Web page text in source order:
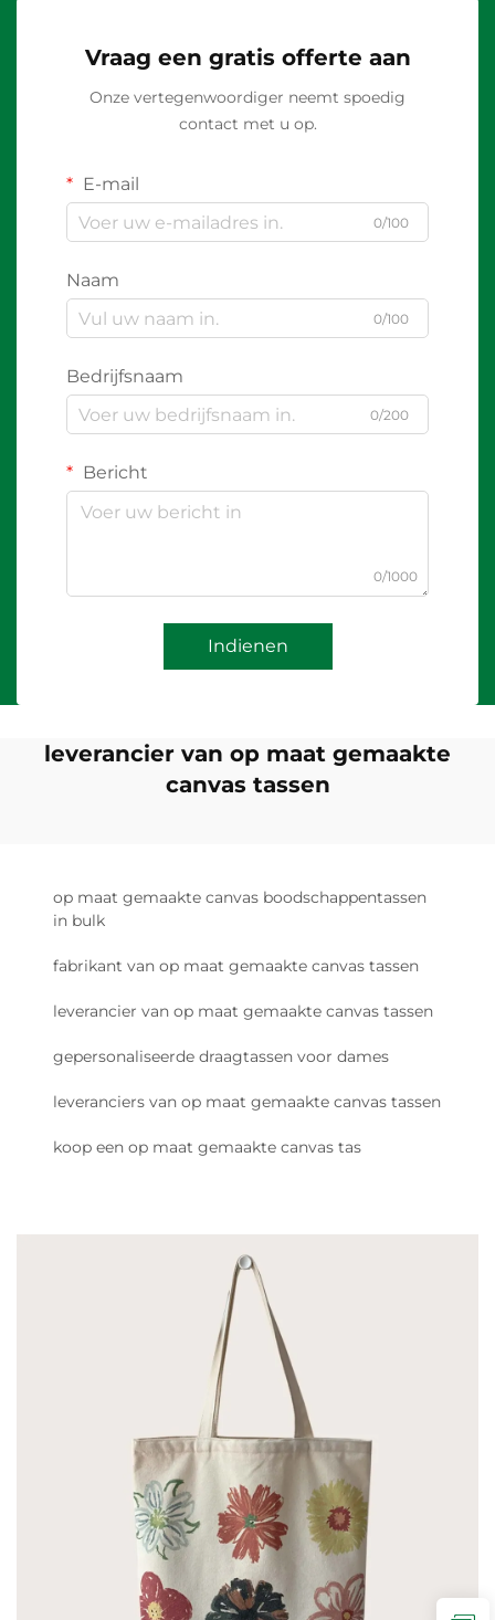
Vraag een gratis offerte aan
Onze vertegenwoordiger neemt spoedig
contact met u op.
E-mail
0/100
Naam
0/100
Bedrijfsnaam
0/200
Bericht
0/1000
Indienen
leverancier van op maat gemaakte
canvas tassen
op maat gemaakte canvas boodschappentassen
in bulk
fabrikant van op maat gemaakte canvas tassen
leverancier van op maat gemaakte canvas tassen
gepersonaliseerde draagtassen voor dames
leveranciers van op maat gemaakte canvas tassen
koop een op maat gemaakte canvas tas